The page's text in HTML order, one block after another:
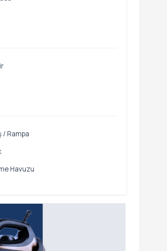
/ Rampa
Havuzu